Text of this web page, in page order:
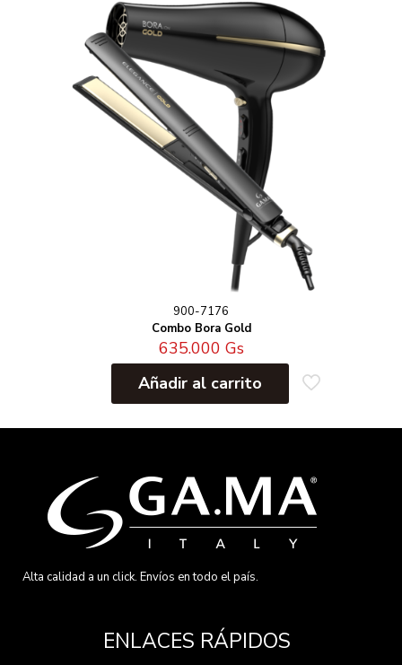
900-7176
Combo Bora Gold
635.000 Gs
Añadir al carrito
Alta calidad a un click. Envíos en todo el país.
ENLACES RÁPIDOS